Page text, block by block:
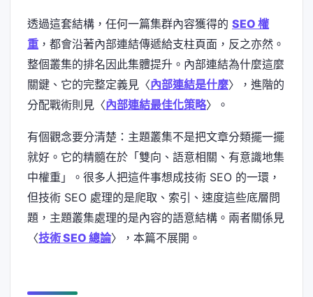
透過這套結構，任何一篇集群內容獲得的 SEO 權
重 ，都會沿著內部連結傳遞給支柱頁面，反之亦然。
整個叢集的排名因此集體提升。內部連結為什麼這麼
關鍵、它的完整定義見〈內部連結是什麼〉，進階的
分配戰術則見〈內部連結最佳化策略〉。
有個觀念要分清楚：主題叢集不是把文章分類擺一擺
就好。它的精髓在於「雙向、語意相關、有意識地集
中權重」。很多人把這件事想成技術 SEO 的一環，
但技術 SEO 處理的是爬取、索引、速度這些底層問
題，主題叢集處理的是內容的語意結構。兩者關係見
〈技術 SEO 總論〉，本篇不展開。